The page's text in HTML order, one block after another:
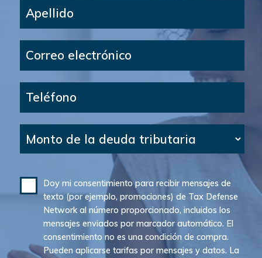
Apellido
Correo electrónico
Teléfono
Monto de la deuda tributaria
Doy mi consentimiento para recibir mensajes de
texto (por ejemplo, promociones) de Tax Defense
Network al número proporcionado, incluidos los
mensajes enviados por marcador automático. El
consentimiento no es una condición de compra.
Pueden aplicarse tarifas por mensajes y datos. La